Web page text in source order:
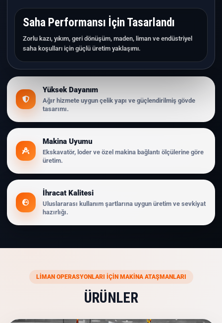
Saha Performansı İçin Tasarlandı
Zorlu kazı, yıkım, geri dönüşüm, maden, liman ve endüstriyel
saha koşulları için güçlü üretim yaklaşımı.
Yüksek Dayanım
Ağır hizmete uygun çelik yapı ve güçlendirilmiş gövde
tasarımı.
Makina Uyumu
Ekskavatör, loder ve özel makina bağlantı ölçülerine göre
üretim.
İhracat Kalitesi
Uluslararası kullanım şartlarına uygun üretim ve sevkiyat
hazırlığı.
LİMAN OPERASYONLARI İÇİN MAKİNA ATAŞMANLARI
ÜRÜNLER